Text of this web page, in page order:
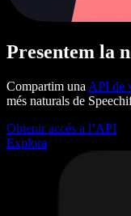
Presentem la
Compartim una API de
més naturals de
Obtenir accés a l’API
Explora